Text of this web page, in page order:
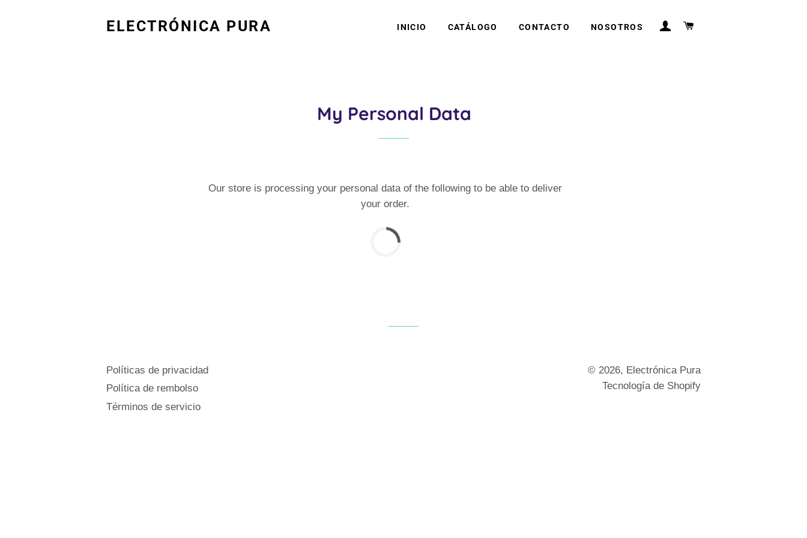
ELECTRÓNICA PURA INICIO CATÁLOGO CONTACTO NOSOTROS INGRESAR
My Personal Data
Our store is processing your personal data of the following to be able to deliver
your order.
Políticas de privacidad
Política de rembolso
Términos de servicio
© 2026, Electrónica Pura
Tecnología de Shopify